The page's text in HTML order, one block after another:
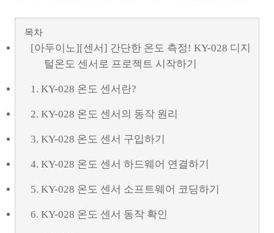
목차
[아두이노][센서] 간단한 온도 측정! KY-028 디지
털온도 센서로 프로젝트 시작하기
1. KY-028 온도 센서란?
2. KY-028 온도 센서의 동작 원리
3. KY-028 온도 센서 구입하기
4. KY-028 온도 센서 하드웨어 연결하기
5. KY-028 온도 센서 소프트웨어 코딩하기
6. KY-028 온도 센서 동작 확인